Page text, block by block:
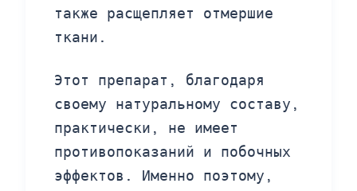
также расщепляет отмершие
ткани.
Этот препарат, благодаря
своему натуральному составу,
практически, не имеет
противопоказаний и побочных
эффектов. Именно поэтому,